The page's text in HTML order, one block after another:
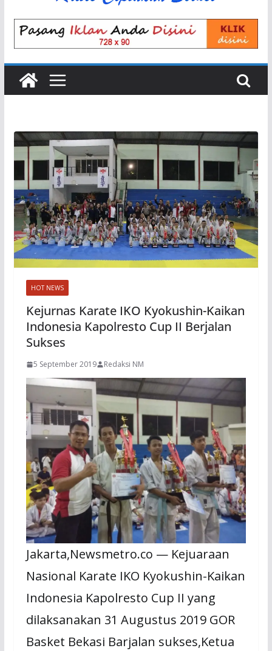
HOT NEWS
Kejurnas Karate IKO Kyokushin-Kaikan
Indonesia Kapolresto Cup II Berjalan
Sukses
5 September 2019 Redaksi NM
Jakarta,Newsmetro.co — Kejuaraan
Nasional Karate IKO Kyokushin-Kaikan
Indonesia Kapolresto Cup II yang
dilaksanakan 31 Augustus 2019 GOR
Basket Bekasi Barjalan sukses,Ketua